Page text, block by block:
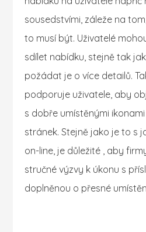
sousedstvími, záleže na
to musí být. Uživatelé
sdílet nabídku, stejně tak
požádat je o více detailů.
podporuje uživatele, aby
s dobře umístěnými
stránek. Stejně jako je to s
on-line, je důležité , aby
stručné výzvy k úkonu s
doplněnou o přesné